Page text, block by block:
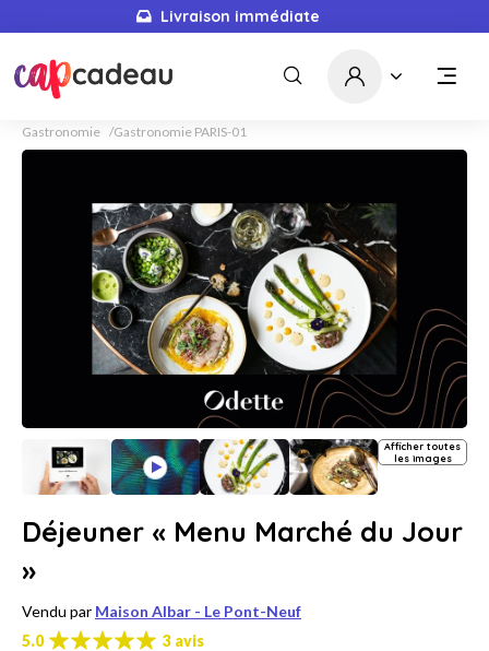
5679idées cadeaux
Gastronomie Gastronomie PARIS-01
Afficher toutes
les images
Déjeuner « Menu Marché du Jour
»
Vendu par Maison Albar - Le Pont-Neuf
5.0
3 avis